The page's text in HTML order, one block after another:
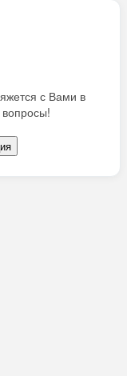
с Вами в
вопросы!